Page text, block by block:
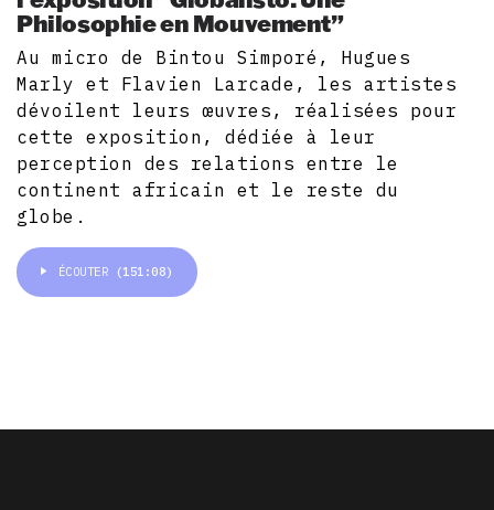
Philosophie en Mouvement”
Au micro de Bintou Simporé, Hugues
Marly et Flavien Larcade, les artistes
dévoilent leurs œuvres, réalisées pour
cette exposition, dédiée à leur
perception des relations entre le
continent africain et le reste du
globe.
ÉCOUTER (151:08)